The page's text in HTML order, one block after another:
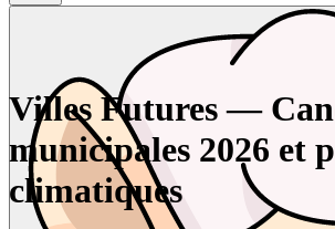
Villes Futures —
municipales 2026 et
climatiques